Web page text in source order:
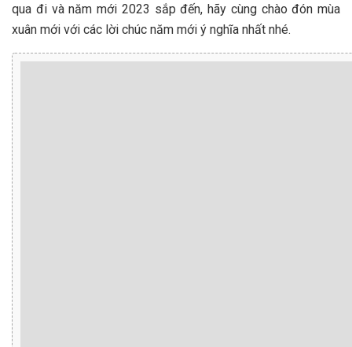
qua đi và năm mới 2023 sắp đến, hãy cùng chào đón mùa
xuân mới với các lời chúc năm mới ý nghĩa nhất nhé.